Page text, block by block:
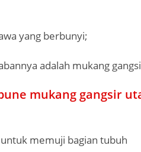
yang berbunyi;
adalah mukang
mukang gangsir
memuji bagian tubuh